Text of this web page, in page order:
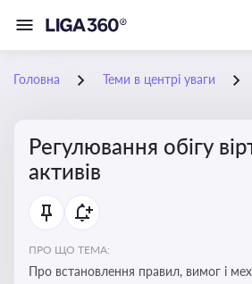
Головна Теми в центрі уваги
Регулювання обігу
активів
ПРО ЩО ТЕМА:
Про встановлення правил, вимог і